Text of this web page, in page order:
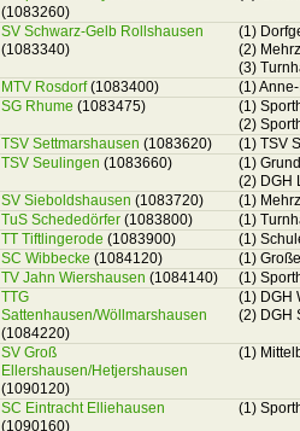
(1083260)
SV Schwarz-Gelb Rollshausen
(1083340)
(1)
(2)
(3)
MTV Rosdorf(1083400)
(1)
SG Rhume (1083475)
(1)
(2)
TSV Settmarshausen (1083620)
(1) TSV
TSV Seulingen (1083660)
(1)
(2) DGH
SV Sieboldshausen (1083720)
(1)
TuS Schededörfer (1083800)
(1)
TT Tiftlingerode (1083900)
(1)
SC Wibbecke (1084120)
(1)
TV Jahn Wiershausen (1084140)
(1)
TTG
Sattenhausen/Wöllmarshausen
(1084220)
(1) DGH
(2) DGH
SV Groß
Ellershausen/Hetjershausen
(1090120)
(1)
SC Eintracht Elliehausen
(1090160)
(1)